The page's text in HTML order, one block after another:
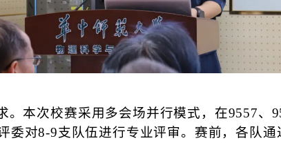
。本次校赛采用多会场并行模式，在9557、
委对8-9支队伍进行专业评审。赛前，各队